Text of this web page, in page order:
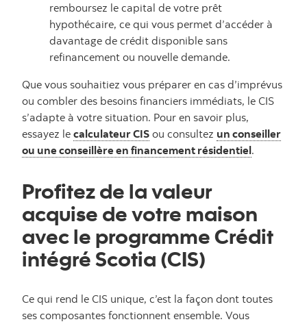
remboursez le capital de votre prêt
hypothécaire, ce qui vous permet d’accéder à
davantage de crédit disponible sans
refinancement ou nouvelle demande.
Que vous souhaitiez vous préparer en cas d’imprévus
ou combler des besoins financiers immédiats, le CIS
s’adapte à votre situation. Pour en savoir plus,
essayez le calculateur CIS ou consultez un conseiller
ou une conseillère en financement résidentiel.
Profitez de la valeur
acquise de votre maison
avec le programme Crédit
intégré Scotia (CIS)
Ce qui rend le CIS unique, c’est la façon dont toutes
ses composantes fonctionnent ensemble. Vous